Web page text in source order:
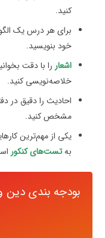
کنید.
برای هر درس یک
خود بنویسید.
اشعار را با دقت
خلاصه‌نویسی کنید.
احادیث را دقیق در
مشخص کنید.
یکی از مهم‌ترین
بهتست‌های کنکور
بودجه بندی دین